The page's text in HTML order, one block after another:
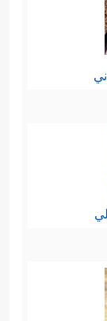
ٱلَّذِینَ
فِی
إِلَیۡهِمۡ
الذي
من